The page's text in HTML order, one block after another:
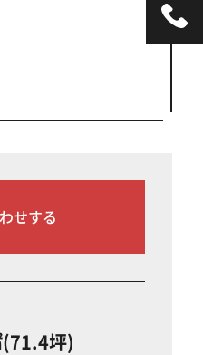
せする
坪)